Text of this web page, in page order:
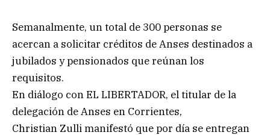
Semanalmente, un total de 300 personas se
acercan a solicitar créditos de Anses destinados a
jubilados y pensionados que reúnan los
requisitos.
En diálogo con EL LIBERTADOR, el titular de la
delegación de Anses en Corrientes,
Christian Zulli manifestó que por día se entregan